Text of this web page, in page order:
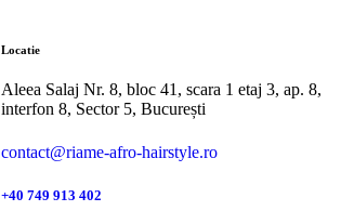
Locatie
Aleea Salaj Nr. 8, bloc 41, scara 1 etaj 3, ap. 8,
interfon 8, Sector 5, București
contact@riame-afro-hairstyle.ro
+40 749 913 402